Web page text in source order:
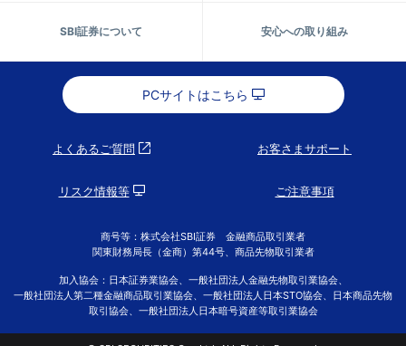
SBI証券について 安心への取り組み
PCサイトはこちら
よくあるご質問 お客さまサポート
リスク情報等 ご注意事項
商号等：株式会社SBI証券 金融商品取引業者
関東財務局長（金商）第44号、商品先物取引業者
加入協会：日本証券業協会、一般社団法人金融先物取引業協会、
一般社団法人第二種金融商品取引業協会、一般社団法人日本STO協会、日本商品先物
取引協会、一般社団法人日本暗号資産等取引業協会